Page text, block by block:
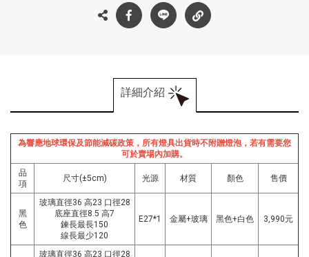
詳細介紹
為響應地球環保及節能減碳政策，所有燈具出貨時不附贈燈泡，若有需要您
可於賣場內加購。
品
項
尺寸(±5cm) 光源 材質 顏色 售價
黑
色
玻璃直徑36 高23 口徑28
底座直徑8.5 高7
鍊長最長150
線長最少120
E27*1 金屬+玻璃 黑色+白色 3,990元
玻璃直徑36 高23 口徑28